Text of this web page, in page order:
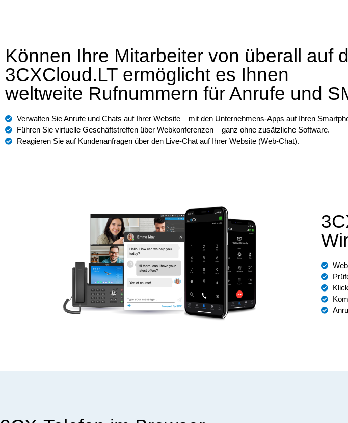
Können Ihre Mitarbeiter von überall auf
3CXCloud.LT ermöglicht es Ihnen
weltweite Rufnummern für Anrufe und
Verwalten Sie Anrufe und Chats auf Ihrer Website – mit den Unternehmens-Apps auf Ihren
Führen Sie virtuelle Geschäftstreffen über Webkonferenzen – ganz ohne zusätzliche Software.
Reagieren Sie auf Kundenanfragen über den Live-Chat auf Ihrer Website (Web-Chat).